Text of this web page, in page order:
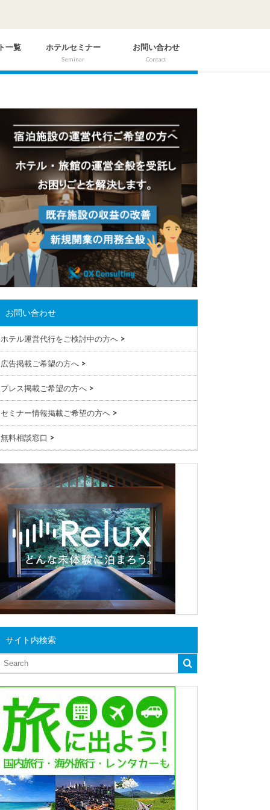
一覧 ホテルセミナー
Seminar
お問い合わせ
Contact
お問い合わせ
ホテル運営代行をご検討中の方へ >
広告掲載ご希望の方へ >
プレス掲載ご希望の方へ >
セミナー情報掲載ご希望の方へ >
無料相談窓口 >
サイト内検索